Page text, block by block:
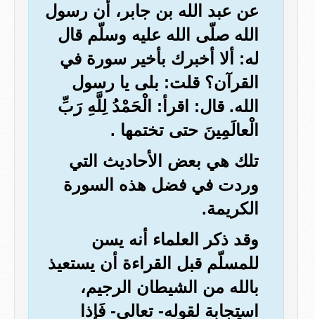
عن عبد الله بن جابر، أن رسول
الله صلّى الله عليه وسلّم قال
له: ألا أخبرك بأخير سورة في
القرآن؟ قلت: بلى يا رسول
الله. قال: اقرأ: الْحَمْدُ لِلَّهِ رَبِّ
الْعالَمِينَ حتى تختمها .
تلك هي بعض الأحاديث التي
وردت في فضل هذه السورة
الكريمة.
وقد ذكر العلماء أنه يسن
للمسلّم قبل القراءة أن يستعيذ
بالله من الشيطان الرجيم،
استجابة لقوله- تعالى- فَإِذا